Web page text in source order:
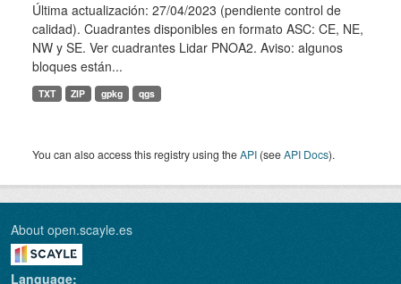
Última actualización: 27/04/2023 (pendiente control de
calidad). Cuadrantes disponibles en formato ASC: CE, NE,
NW y SE. Ver cuadrantes Lidar PNOA2. Aviso: algunos
bloques están...
TXT ZIP gpkg qgs
You can also access this registry using theAPI (seeAPI Docs).
About open.scayle.es
Language